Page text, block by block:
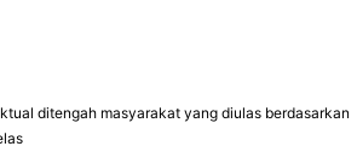
ditengah masyarakat yang diulas berdasarkan